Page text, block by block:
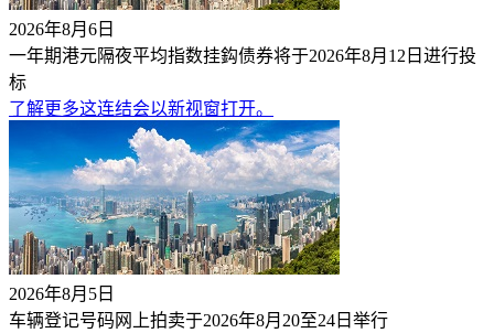
2026年8月6日
一年期港元隔夜平均指数挂鈎债券将于2026年8月12日进行投
标
了解更多这连结会以新视窗打开。
2026年8月5日
车辆登记号码网上拍卖于2026年8月20至24日举行